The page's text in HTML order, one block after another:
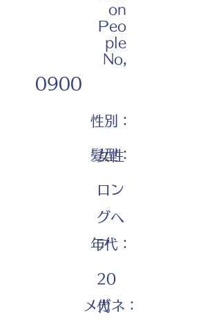
on
Peo
ple
No,
0900
性別：
女性
髪型：
ロン
グヘ
ア
年代：
20
代
メガネ：